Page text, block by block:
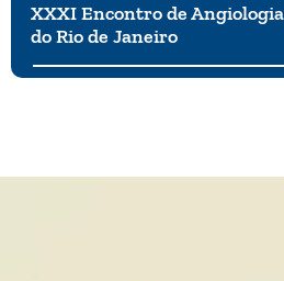
XXXI Encontro de
do Rio de Janeiro